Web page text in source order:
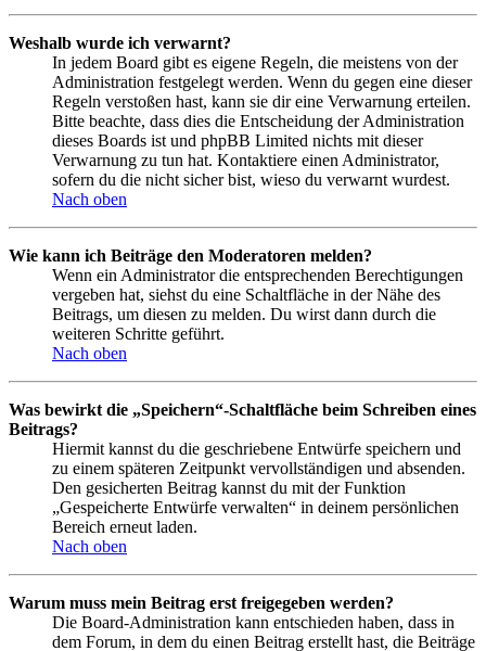
Weshalb wurde ich verwarnt?
In jedem Board gibt es eigene Regeln, die meistens von der
Administration festgelegt werden. Wenn du gegen eine dieser
Regeln verstoßen hast, kann sie dir eine Verwarnung erteilen.
Bitte beachte, dass dies die Entscheidung der Administration
dieses Boards ist und phpBB Limited nichts mit dieser
Verwarnung zu tun hat. Kontaktiere einen Administrator,
sofern du die nicht sicher bist, wieso du verwarnt wurdest.
Nach oben
Wie kann ich Beiträge den Moderatoren melden?
Wenn ein Administrator die entsprechenden Berechtigungen
vergeben hat, siehst du eine Schaltfläche in der Nähe des
Beitrags, um diesen zu melden. Du wirst dann durch die
weiteren Schritte geführt.
Nach oben
Was bewirkt die „Speichern“-Schaltfläche beim Schreiben eines
Beitrags?
Hiermit kannst du die geschriebene Entwürfe speichern und
zu einem späteren Zeitpunkt vervollständigen und absenden.
Den gesicherten Beitrag kannst du mit der Funktion
„Gespeicherte Entwürfe verwalten“ in deinem persönlichen
Bereich erneut laden.
Nach oben
Warum muss mein Beitrag erst freigegeben werden?
Die Board-Administration kann entschieden haben, dass in
dem Forum, in dem du einen Beitrag erstellt hast, die Beiträge